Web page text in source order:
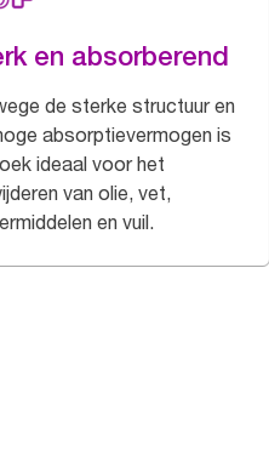
en absorberend
de sterke structuur en
absorptievermogen is
ideaal voor het
van olie, vet,
en vuil.